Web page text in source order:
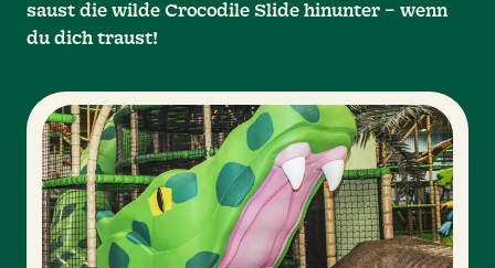
saust die wilde Crocodile Slide hinunter – wenn
du dich traust!